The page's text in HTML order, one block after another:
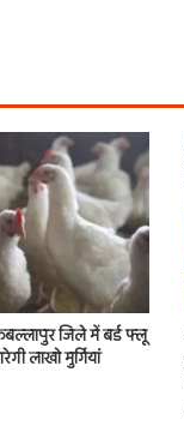
जिले में बर्ड फ्लू
लाखो मुर्गियां